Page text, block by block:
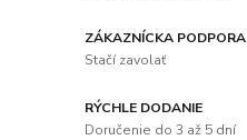
ZÁKAZNÍCKA PODPORA
Stačí zavolať
RÝCHLE DODANIE
Doručenie do 3 až 5 dní